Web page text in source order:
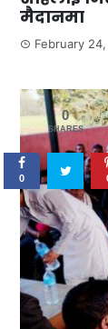
मैदानमा
February
0
SHARES
0